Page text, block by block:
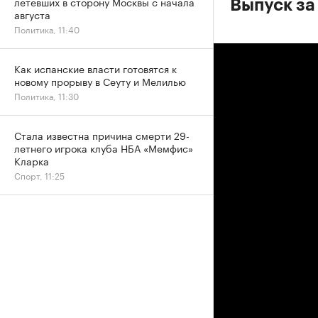
Выпуск
августа
Политика, 11:40
Как испанские власти готовятся к
новому прорыву в Сеуту и Мелилью
Политика, 11:30
Стала известна причина смерти 29-
летнего игрока клуба НБА «Мемфис»
Кларка
Спорт, 11:25